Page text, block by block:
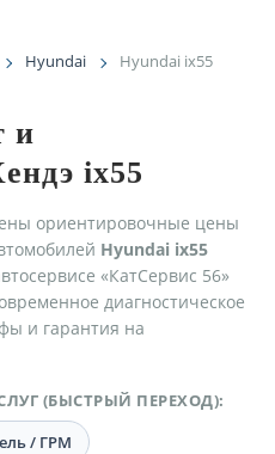
Hyundai Hyundai ix55
и
ix55
ориентировочные цены
Hyundai ix55
«КатСервис 56»
диагностическое
и гарантия на
(БЫСТРЫЙ ПЕРЕХОД):
/ ГРМ